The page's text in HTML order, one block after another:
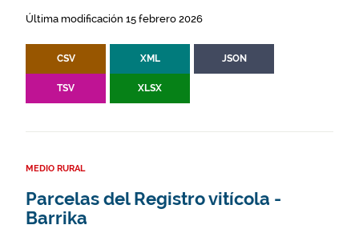
Última modificación 15 febrero 2026
CSV XML JSON
TSV XLSX
MEDIO RURAL
Parcelas del Registro vitícola -
Barrika